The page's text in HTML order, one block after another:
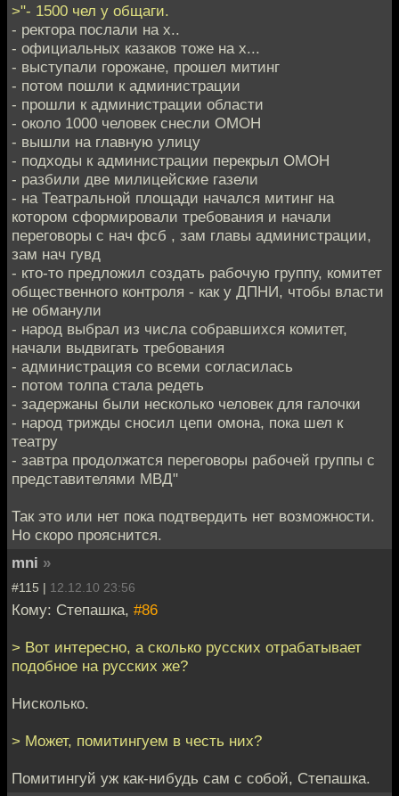
>"- 1500 чел у общаги.
- ректора послали на х..
- официальных казаков тоже на х...
- выступали горожане, прошел митинг
- потом пошли к администрации
- прошли к администрации области
- около 1000 человек снесли ОМОН
- вышли на главную улицу
- подходы к администрации перекрыл ОМОН
- разбили две милицейские газели
- на Театральной площади начался митинг на
котором сформировали требования и начали
переговоры с нач фсб , зам главы администрации,
зам нач гувд
- кто-то предложил создать рабочую группу, комитет
общественного контроля - как у ДПНИ, чтобы власти
не обманули
- народ выбрал из числа собравшихся комитет,
начали выдвигать требования
- администрация со всеми согласилась
- потом толпа стала редеть
- задержаны были несколько человек для галочки
- народ трижды сносил цепи омона, пока шел к
театру
- завтра продолжатся переговоры рабочей группы с
представителями МВД"
Так это или нет пока подтвердить нет возможности.
Но скоро прояснится.
mni »
#115 | 12.12.10 23:56
Кому: Степашка, #86
> Вот интересно, а сколько русских отрабатывает
подобное на русских же?
Нисколько.
> Может, помитингуем в честь них?
Помитингуй уж как-нибудь сам с собой, Степашка.